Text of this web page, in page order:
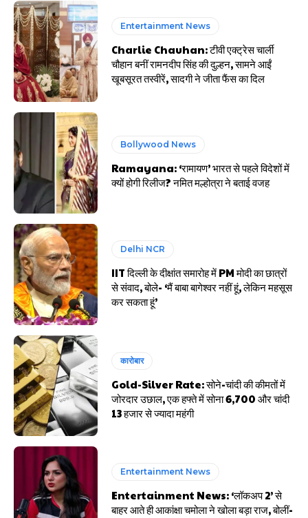
Entertainment News
Charlie Chauhan: टीवी एक्ट्रेस चार्ली
चौहान बनीं रामनदीप सिंह की दुल्हन, सामने आईं
खूबसूरत तस्वीरें, सादगी ने जीता फैंस का दिल
Bollywood News
Ramayana: ‘रामायण’ भारत से पहले विदेशों में
क्यों होगी रिलीज? नमित मल्होत्रा ने बताई वजह
Delhi NCR
IIT दिल्ली के दीक्षांत समारोह में PM मोदी का छात्रों
से संवाद, बोले- ‘मैं बाबा बागेश्वर नहीं हूं, लेकिन महसूस
कर सकता हूं’
कारोबार
Gold-Silver Rate: सोने-चांदी की कीमतों में
जोरदार उछाल, एक हफ्ते में सोना ₹6,700 और चांदी
₹13 हजार से ज्यादा महंगी
Entertainment News
Entertainment News: ‘लॉकअप 2’ से
बाहर आते ही आकांक्षा चमोला ने खोला बड़ा राज, बोलीं-